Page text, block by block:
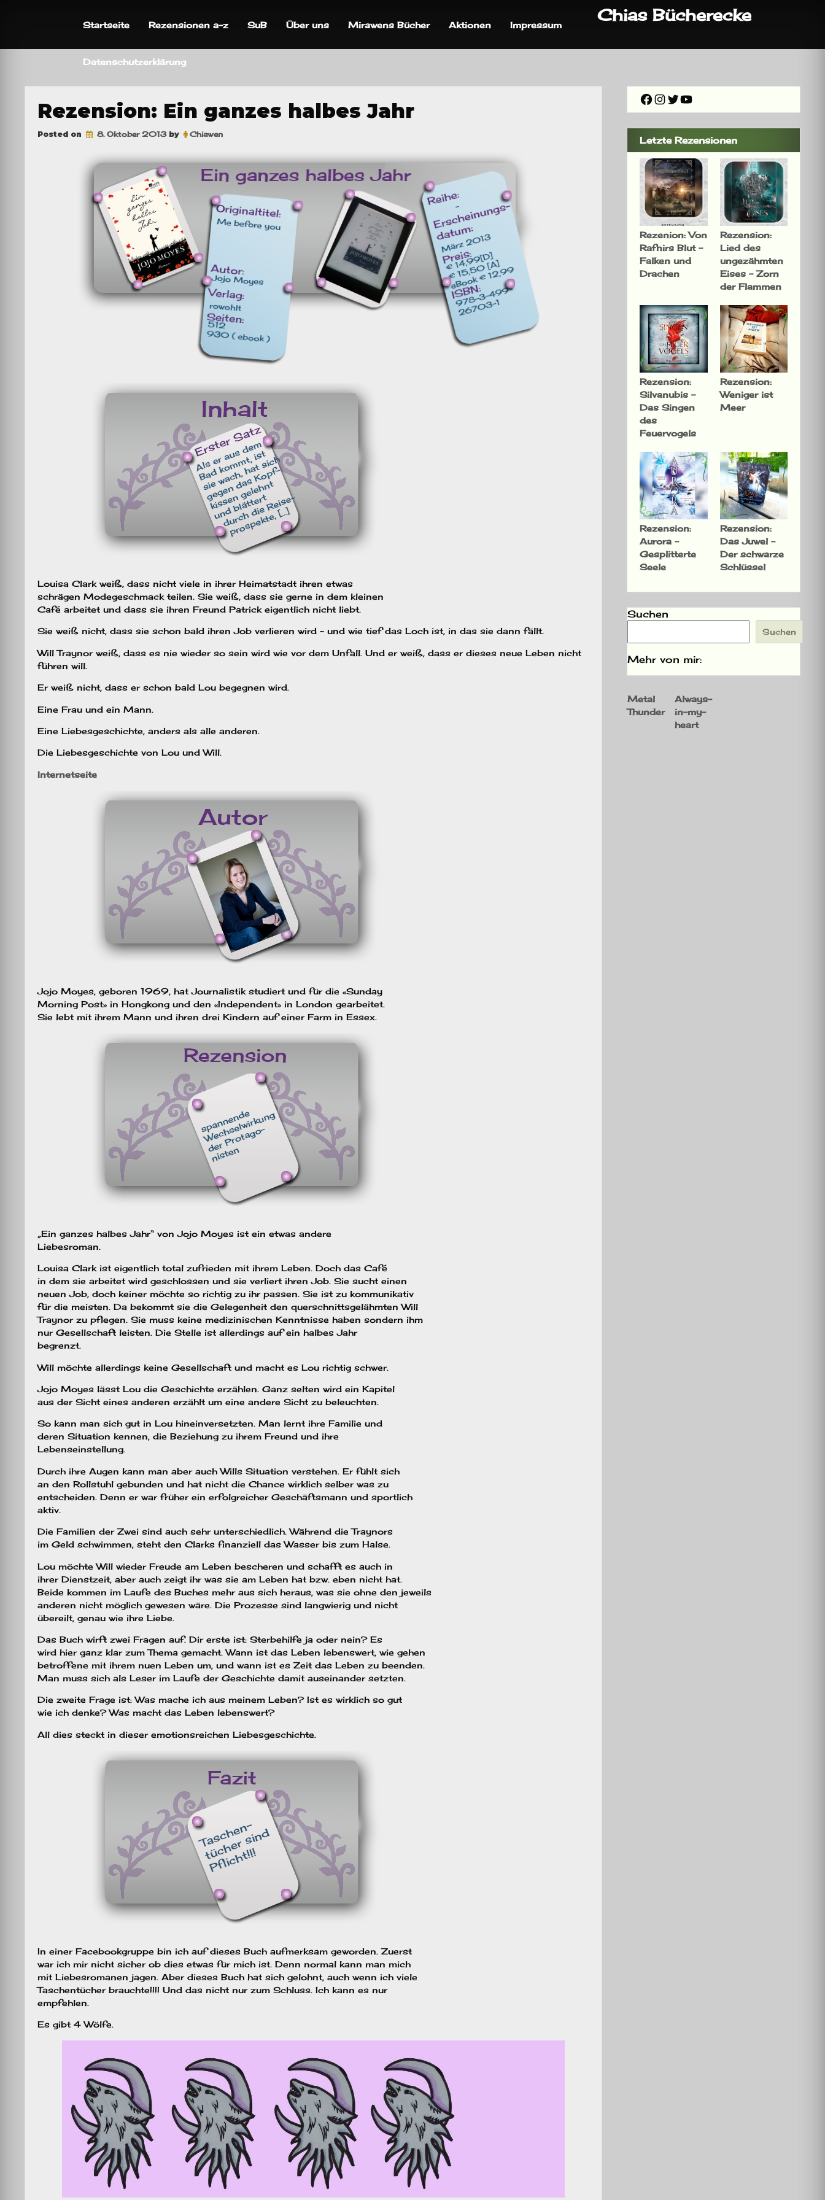
Chias Bücherecke
Startseite Rezensionen a-z SuB Über uns Mirawens Bücher Aktionen Impressum
Datenschutzerklärung
Rezension: Ein ganzes halbes Jahr
Posted on 8. Oktober 2013by Chiawen
Louisa Clark weiß, dass nicht viele in ihrer Heimatstadt ihren etwas
schrägen Modegeschmack teilen. Sie weiß, dass sie gerne in dem kleinen
Café arbeitet und dass sie ihren Freund Patrick eigentlich nicht liebt.
Sie weiß nicht, dass sie schon bald ihren Job verlieren wird – und wie tief das Loch ist, in das sie dann fällt.
Will Traynor weiß, dass es nie wieder so sein wird wie vor dem Unfall. Und er weiß, dass er dieses neue Leben nicht
führen will.
Er weiß nicht, dass er schon bald Lou begegnen wird.
Eine Frau und ein Mann.
Eine Liebesgeschichte, anders als alle anderen.
Die Liebesgeschichte von Lou und Will.
Internetseite
Jojo Moyes, geboren 1969, hat Journalistik studiert und für die «Sunday
Morning Post» in Hongkong und den «Independent» in London gearbeitet.
Sie lebt mit ihrem Mann und ihren drei Kindern auf einer Farm in Essex.
„Ein ganzes halbes Jahr“ von Jojo Moyes ist ein etwas andere
Liebesroman.
Louisa Clark ist eigentlich total zufrieden mit ihrem Leben. Doch das Café
in dem sie arbeitet wird geschlossen und sie verliert ihren Job. Sie sucht einen
neuen Job, doch keiner möchte so richtig zu ihr passen. Sie ist zu kommunikativ
für die meisten. Da bekommt sie die Gelegenheit den querschnittsgelähmten Will
Traynor zu pflegen. Sie muss keine medizinischen Kenntnisse haben sondern ihm
nur Gesellschaft leisten. Die Stelle ist allerdings auf ein halbes Jahr
begrenzt.
Will möchte allerdings keine Gesellschaft und macht es Lou richtig schwer.
Jojo Moyes lässt Lou die Geschichte erzählen. Ganz selten wird ein Kapitel
aus der Sicht eines anderen erzählt um eine andere Sicht zu beleuchten.
So kann man sich gut in Lou hineinversetzten. Man lernt ihre Familie und
deren Situation kennen, die Beziehung zu ihrem Freund und ihre
Lebenseinstellung.
Durch ihre Augen kann man aber auch Wills Situation verstehen. Er fühlt sich
an den Rollstuhl gebunden und hat nicht die Chance wirklich selber was zu
entscheiden. Denn er war früher ein erfolgreicher Geschäftsmann und sportlich
aktiv.
Die Familien der Zwei sind auch sehr unterschiedlich. Während die Traynors
im Geld schwimmen, steht den Clarks finanziell das Wasser bis zum Halse.
Lou möchte Will wieder Freude am Leben bescheren und schafft es auch in
ihrer Dienstzeit, aber auch zeigt ihr was sie am Leben hat bzw. eben nicht hat.
Beide kommen im Laufe des Buches mehr aus sich heraus, was sie ohne den jeweils
anderen nicht möglich gewesen wäre. Die Prozesse sind langwierig und nicht
übereilt, genau wie ihre Liebe.
Das Buch wirft zwei Fragen auf. Dir erste ist: Sterbehilfe ja oder nein? Es
wird hier ganz klar zum Thema gemacht. Wann ist das Leben lebenswert, wie gehen
betroffene mit ihrem nuen Leben um, und wann ist es Zeit das Leben zu beenden.
Man muss sich als Leser im Laufe der Geschichte damit auseinander setzten.
Die zweite Frage ist: Was mache ich aus meinem Leben? Ist es wirklich so gut
wie ich denke? Was macht das Leben lebenswert?
All dies steckt in dieser emotionsreichen Liebesgeschichte.
In einer Facebookgruppe bin ich auf dieses Buch aufmerksam geworden. Zuerst
war ich mir nicht sicher ob dies etwas für mich ist. Denn normal kann man mich
mit Liebesromanen jagen. Aber dieses Buch hat sich gelohnt, auch wenn ich viele
Taschentücher brauchte!!!! Und das nicht nur zum Schluss. Ich kann es nur
empfehlen.
Es gibt 4 Wölfe.
Facebook
Instagram
Twitter
YouTube
Letzte Rezensionen
Rezenion: Von
Rafnirs Blut –
Falken und
Drachen
Rezension:
Lied des
ungezähmten
Eises – Zorn
der Flammen
Rezension:
Silvanubis –
Das Singen
des
Feuervogels
Rezension:
Weniger ist
Meer
Rezension:
Aurora –
Gesplitterte
Seele
Rezension:
Das Juwel –
Der schwarze
Schlüssel
Suchen
Suchen
Mehr von mir:
Metal
Thunder
Always-
in-my-
heart